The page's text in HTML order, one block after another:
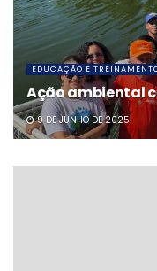
EDUCAÇÃO E
Ação ambiental
9 DE JUNHO DE 2025